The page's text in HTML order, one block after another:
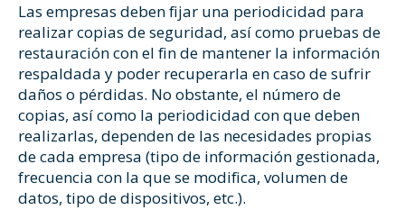
Las empresas deben fijar una periodicidad para
realizar copias de seguridad, así como pruebas de
restauración con el fin de mantener la información
respaldada y poder recuperarla en caso de sufrir
daños o pérdidas. No obstante, el número de
copias, así como la periodicidad con que deben
realizarlas, dependen de las necesidades propias
de cada empresa (tipo de información gestionada,
frecuencia con la que se modifica, volumen de
datos, tipo de dispositivos, etc.).